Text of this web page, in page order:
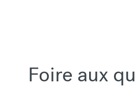
Foire aux